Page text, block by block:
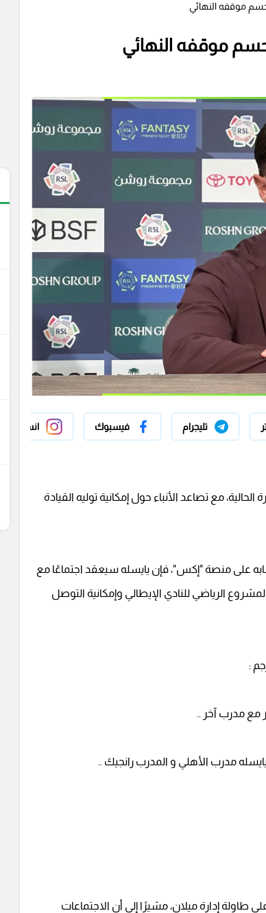
موقفه النهائي
موقفه النهائي
تليجرام فيسبوك انستجرام
مع تصاعد الأنباء حول إمكانية توليه القيادة
على منصة "إكس"، فإن يايسله سيعقد اجتماعًا مع
الرياضي للنادي الإيطالي وإمكانية التوصل
:
مع مدرب آخر ..
مدرب الأهلي و المدرب رانجيك ..
طاولة إدارة ميلان، مشيرًا إلى أن الاجتماعات